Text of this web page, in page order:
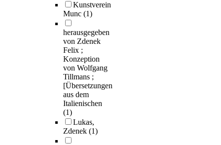
Kunstverein
Munc (1)
herausgegeben
von Zdenek
Felix ;
Konzeption
von Wolfgang
Tillmans ;
[Übersetzungen
aus dem
Italienischen
(1)
Lukas,
Zdenek (1)